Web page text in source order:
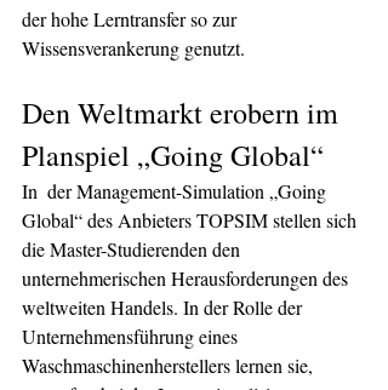
der hohe Lerntransfer so zur
Wissensverankerung genutzt.
Den Weltmarkt erobern im
Planspiel „Going Global“
In  der Management-Simulation „Going
Global“ des Anbieters TOPSIM stellen sich
die Master-Studierenden den
unternehmerischen Herausforderungen des
weltweiten Handels. In der Rolle der
Unternehmensführung eines
Waschmaschinenherstellers lernen sie,